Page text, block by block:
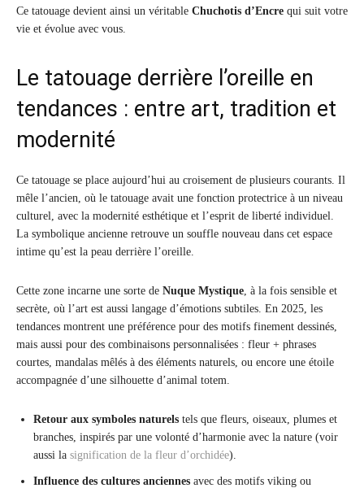
Ce tatouage devient ainsi un véritable Chuchotis d’Encre qui suit votre
vie et évolue avec vous.
Le tatouage derrière l’oreille en
tendances : entre art, tradition et
modernité
Ce tatouage se place aujourd’hui au croisement de plusieurs courants. Il
mêle l’ancien, où le tatouage avait une fonction protectrice à un niveau
culturel, avec la modernité esthétique et l’esprit de liberté individuel.
La symbolique ancienne retrouve un souffle nouveau dans cet espace
intime qu’est la peau derrière l’oreille.
Cette zone incarne une sorte de Nuque Mystique , à la fois sensible et
secrète, où l’art est aussi langage d’émotions subtiles. En 2025, les
tendances montrent une préférence pour des motifs finement dessinés,
mais aussi pour des combinaisons personnalisées : fleur + phrases
courtes, mandalas mêlés à des éléments naturels, ou encore une étoile
accompagnée d’une silhouette d’animal totem.
Retour aux symboles naturels tels que fleurs, oiseaux, plumes et
branches, inspirés par une volonté d’harmonie avec la nature (voir
aussi la signification de la fleur d’orchidée).
Influence des cultures anciennes avec des motifs viking ou